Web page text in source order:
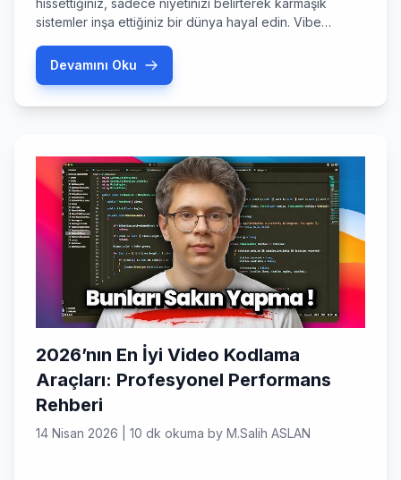
hissettiğiniz, sadece niyetinizi belirterek karmaşık
sistemler inşa ettiğiniz bir dünya hayal edin. Vibe
yazılım geliştirme süreçlerini kökten değiştiren bir
yaklaşım olarak karşımıza çıkıyor. Peki, gerçekten
Devamını Oku
2026’nın En İyi Video Kodlama
Araçları: Profesyonel Performans
Rehberi
14 Nisan 2026 10 dk okuma by M.Salih ASLAN